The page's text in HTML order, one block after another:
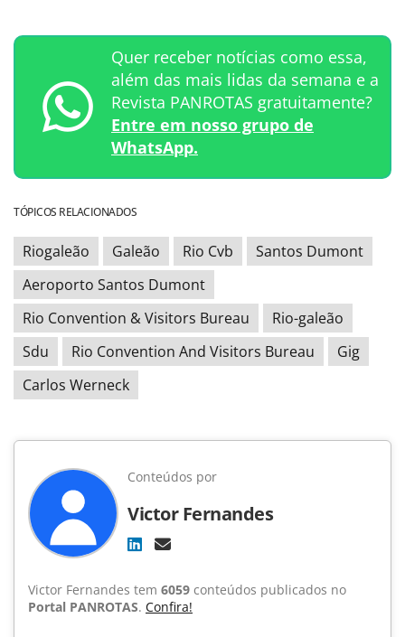
Quer receber notícias como essa,
além das mais lidas da semana e a
Revista PANROTAS gratuitamente?
Entre em nosso grupo de
WhatsApp.
TÓPICOS RELACIONADOS
Riogaleão Galeão Rio Cvb
Santos Dumont
Aeroporto Santos Dumont
Rio Convention & Visitors Bureau
Rio-galeão
Sdu
Rio Convention And Visitors Bureau
Gig
Carlos Werneck
Conteúdos por
Victor Fernandes
Victor Fernandes tem 6059 conteúdos publicados no
Portal PANROTAS. Confira!